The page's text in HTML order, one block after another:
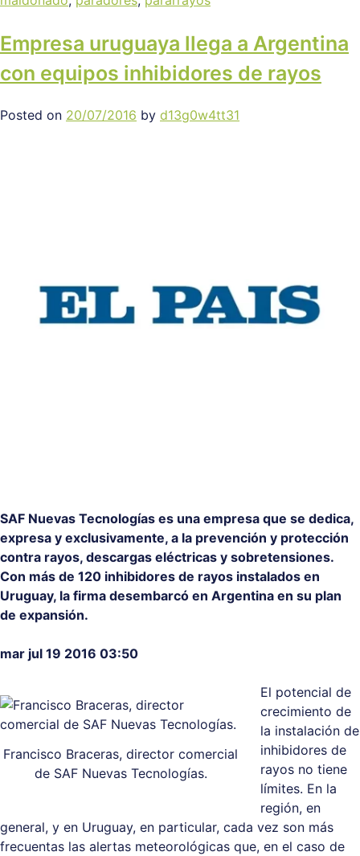
Empresa uruguaya llega a Argentina
con equipos inhibidores de rayos
Posted on 20/07/2016 by d13g0w4tt31
SAF Nuevas Tecnologías es una empresa que se dedica,
expresa y exclusivamente, a la prevención y protección
contra rayos, descargas eléctricas y sobretensiones.
Con más de 120 inhibidores de rayos instalados en
Uruguay, la firma desembarcó en Argentina en su plan
de expansión.
mar jul 19 2016 03:50
Francisco Braceras, director comercial
de SAF Nuevas Tecnologías.
El potencial de
crecimiento de
la instalación de
inhibidores de
rayos no tiene
límites. En la
región, en
general, y en Uruguay, en particular, cada vez son más
frecuentas las alertas meteorológicas que, en el caso de